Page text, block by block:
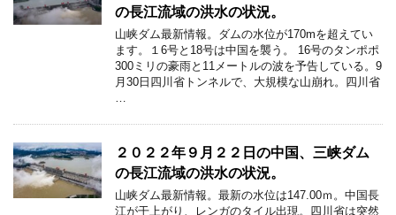
の長江流域の洪水の状況。
山峡ダム最新情報。ダムの水位が170mを超えてい
ます。１6号と18号は中国を襲う。 16号のタンポポ
300ミリの豪雨と11メートルの波を予告している。9
月30日四川省トンネルで、大規模な山崩れ。四川省
２０２２年９月２２日の中国、三峡ダム
の長江流域の洪水の状況。
山峡ダム最新情報。最新の水位は147.00ｍ。中国長
江が干上がり、レンガのタイル出現。四川省は突然